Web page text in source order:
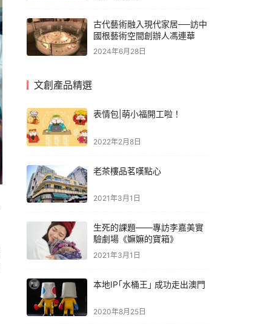
古代藝術融入現代家居──訪中
國根藝術空間創辦人馮連華
2024年6月28日
文創產品精選
表情包|萌小福開工啦！
2022年2月8日
老茶樓品茗嘆點心
2021年3月1日
生死的課題——專訪李嘉美實
驗劇場《嫲嫲的寶箱》
2021年3月1日
本地IP｢水桶王｣ 成功走出澳門
2020年8月25日